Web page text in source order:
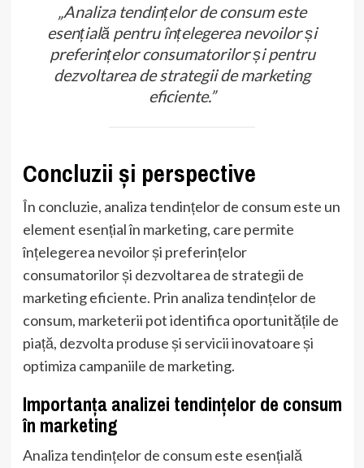
„Analiza tendințelor de consum este
esențială pentru înțelegerea nevoilor și
preferințelor consumatorilor și pentru
dezvoltarea de strategii de marketing
eficiente.”
Concluzii și perspective
În concluzie, analiza tendințelor de consum este un
element esențial în marketing, care permite
înțelegerea nevoilor și preferințelor
consumatorilor și dezvoltarea de strategii de
marketing eficiente. Prin analiza tendințelor de
consum, marketerii pot identifica oportunitățile de
piață, dezvolta produse și servicii inovatoare și
optimiza campaniile de marketing.
Importanța analizei tendințelor de consum
în marketing
Analiza tendințelor de consum este esențială